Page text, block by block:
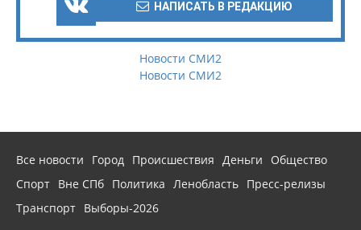
НАПИСАТЬ В РЕДАКЦИЮ
Новости СМИ2
Новости СМИ2
Все новости Город Происшествия Деньги
Общество
Спорт Вне СПб Политика Ленобласть Пресс-релизы
Транспорт Выборы-2026